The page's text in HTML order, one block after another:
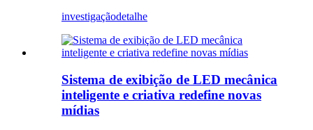
investigaçãodetalhe
Sistema de exibição de LED mecânica
inteligente e criativa redefine novas
mídias